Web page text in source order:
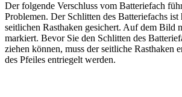
Der folgende Verschluss vom Batteriefach
Problemen. Der Schlitten des Batteriefachs ist
seitlichen Rasthaken gesichert. Auf dem Bild
markiert. Bevor Sie den Schlitten des
ziehen können, muss der seitliche Rasthaken
des Pfeiles entriegelt werden.